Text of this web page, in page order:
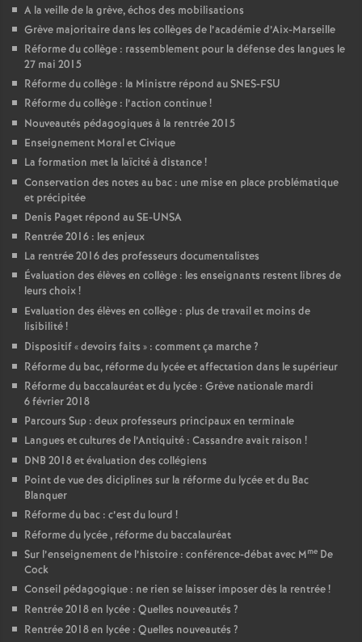
A la veille de la grève, échos des mobilisations
Grève majoritaire dans les collèges de l’académie d’Aix-Marseille
Réforme du collège : rassemblement pour la défense des langues le
27 mai 2015
Réforme du collège : la Ministre répond au SNES-FSU
Réforme du collège : l’action continue!
Nouveautés pédagogiques à la rentrée 2015
Enseignement Moral et Civique
La formation met la laïcité à distance!
Conservation des notes au bac : une mise en place problématique
et précipitée
Denis Paget répond au SE-UNSA
Rentrée 2016 : les enjeux
La rentrée 2016 des professeurs documentalistes
Évaluation des élèves en collège : les enseignants restent libres de
leurs choix!
Evaluation des élèves en collège : plus de travail et moins de
lisibilité!
Dispositif «devoirs faits » : comment ça marche?
Réforme du bac, réforme du lycée et affectation dans le supérieur
Réforme du baccalauréat et du lycée : Grève nationale mardi
6 février 2018
Parcours Sup : deux professeurs principaux en terminale
Langues et cultures de l’Antiquité : Cassandre avait raison !
DNB 2018 et évaluation des collégiens
Point de vue des diciplines sur la réforme du lycée et du Bac
Blanquer
Réforme du bac : c’est du lourd !
Réforme du lycée , réforme du baccalauréat
Sur l’enseignement de l’histoire : conférence-débat avec Mme De
Cock
Conseil pédagogique : ne rien se laisser imposer dès la rentrée!
Rentrée 2018 en lycée : Quelles nouveautés ?
Rentrée 2018 en lycée : Quelles nouveautés ?